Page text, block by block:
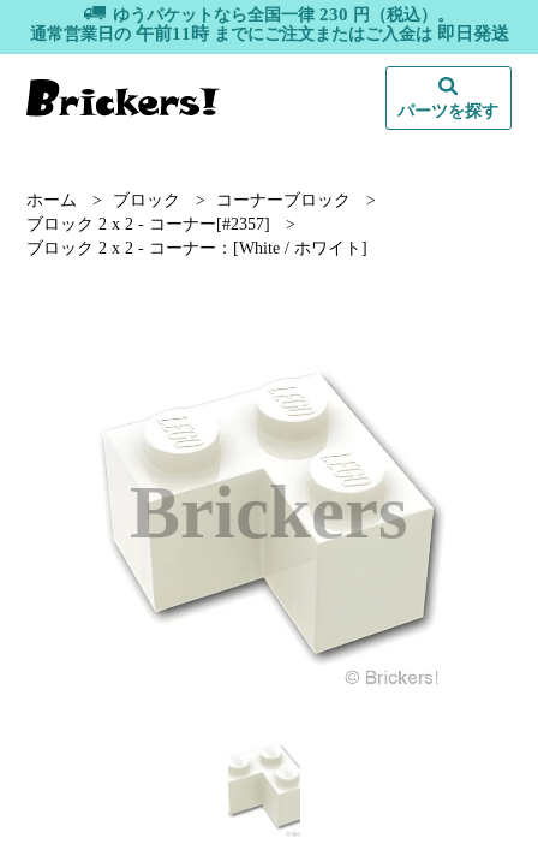
ゆうパケットなら全国一律 230 円（税込）。
通常営業日の 午前11時 までにご注文またはご入金は 即日発送
パーツを探す
ホーム > ブロック > コーナーブロック
>
ブロック 2 x 2 - コーナー[#2357]
>
ブロック 2 x 2 - コーナー：[White / ホワイト]